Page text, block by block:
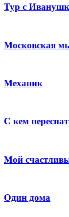
Тур с
Московская
Механик
С кем
Мой
Один дома